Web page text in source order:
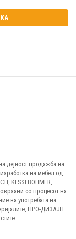
дејност продажба на
на мебел од
KESSEBOHMER,
со процесот на
на употребата на
ПРО-ДИЗАЈН